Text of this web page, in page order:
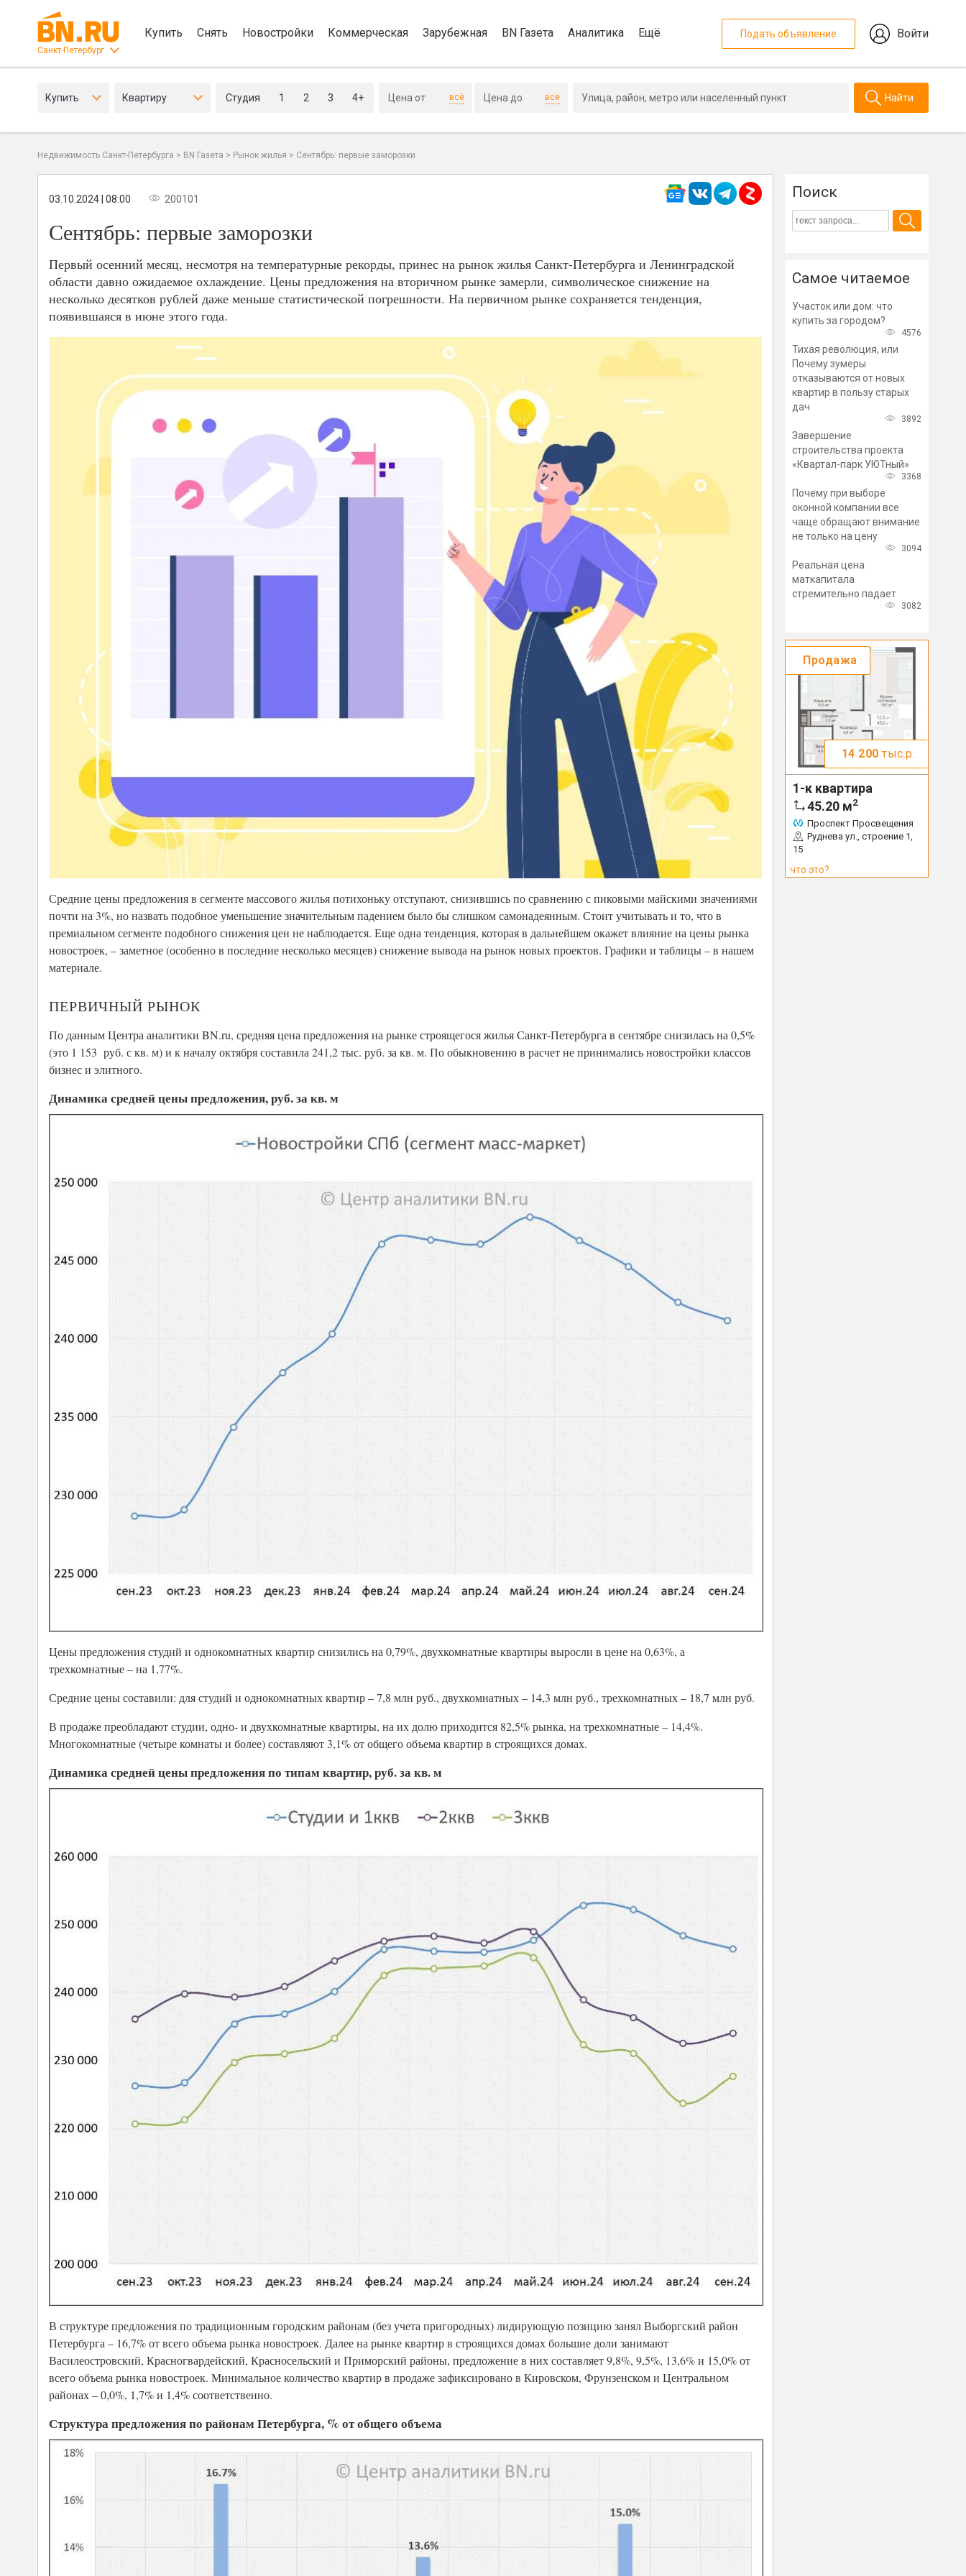
Санкт-Петербург
Купить Снять Новостройки Коммерческая Зарубежная BN Газета Аналитика Ещё Подать объявление Войти
Купить Квартиру Студия 1 2 3 4+ всё всё Найти
Недвижимость Санкт-Петербурга > BN Газета > Рынок жилья > Сентябрь: первые заморозки
03.10.2024 | 08:00 200101
Сентябрь: первые заморозки
Первый осенний месяц, несмотря на температурные рекорды, принес на рынок жилья Санкт-Петербурга и Ленинградской
области давно ожидаемое охлаждение. Цены предложения на вторичном рынке замерли, символическое снижение на
несколько десятков рублей даже меньше статистической погрешности. На первичном рынке сохраняется тенденция,
появившаяся в июне этого года.
Средние цены предложения в сегменте массового жилья потихоньку отступают, снизившись по сравнению с пиковыми майскими значениями
почти на 3%, но назвать подобное уменьшение значительным падением было бы слишком самонадеянным. Стоит учитывать и то, что в
премиальном сегменте подобного снижения цен не наблюдается. Еще одна тенденция, которая в дальнейшем окажет влияние на цены рынка
новостроек, – заметное (особенно в последние несколько месяцев) снижение вывода на рынок новых проектов. Графики и таблицы – в нашем
материале.
ПЕРВИЧНЫЙ РЫНОК
По данным Центра аналитики BN.ru, средняя цена предложения на рынке строящегося жилья Санкт-Петербурга в сентябре снизилась на 0,5%
(это 1 153 руб. с кв. м) и к началу октября составила 241,2 тыс. руб. за кв. м. По обыкновению в расчет не принимались новостройки классов
бизнес и элитного.
Динамика средней цены предложения, руб. за кв. м
Цены предложения студий и однокомнатных квартир снизились на 0,79%, двухкомнатные квартиры выросли в цене на 0,63%, а
трехкомнатные – на 1,77%.
Средние цены составили: для студий и однокомнатных квартир – 7,8 млн руб., двухкомнатных – 14,3 млн руб., трехкомнатных – 18,7 млн руб.
В продаже преобладают студии, одно- и двухкомнатные квартиры, на их долю приходится 82,5% рынка, на трехкомнатные – 14,4%.
Многокомнатные (четыре комнаты и более) составляют 3,1% от общего объема квартир в строящихся домах.
Динамика средней цены предложения по типам квартир, руб. за кв. м
В структуре предложения по традиционным городским районам (без учета пригородных) лидирующую позицию занял Выборгский район
Петербурга – 16,7% от всего объема рынка новостроек. Далее на рынке квартир в строящихся домах большие доли занимают
Василеостровский, Красногвардейский, Красносельский и Приморский районы, предложение в них составляет 9,8%, 9,5%, 13,6% и 15,0% от
всего объема рынка новостроек. Минимальное количество квартир в продаже зафиксировано в Кировском, Фрунзенском и Центральном
районах – 0,0%, 1,7% и 1,4% соответственно.
Структура предложения по районам Петербурга, % от общего объема
Поиск
Самое читаемое
Участок или дом: что
купить за городом?
4576
Тихая революция, или
Почему зумеры
отказываются от новых
квартир в пользу старых
дач
3892
Завершение
строительства проекта
«Квартал-парк УЮТный»
3368
Почему при выборе
оконной компании все
чаще обращают внимание
не только на цену
3094
Реальная цена
маткапитала
стремительно падает
3082
Продажа
14 200 тыс.р.
1-к квартира
45.20 м2
Проспект Просвещения
Руднева ул., строение 1,
15
что это?